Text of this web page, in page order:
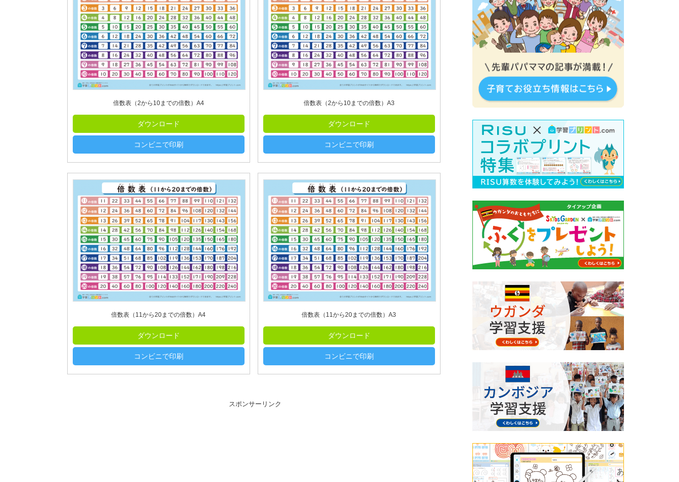
倍数表（2から10までの倍数）A4
ダウンロード
コンビニで印刷
倍数表（2から10までの倍数）A3
ダウンロード
コンビニで印刷
倍数表（11から20までの倍数）A4
ダウンロード
コンビニで印刷
倍数表（11から20までの倍数）A3
ダウンロード
コンビニで印刷
スポンサーリンク